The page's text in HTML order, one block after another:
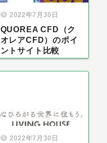
2022年7月30日
QUOREA CFD（ク
オレアCFD）のポイ
ントサイト比較
2022年7月30日